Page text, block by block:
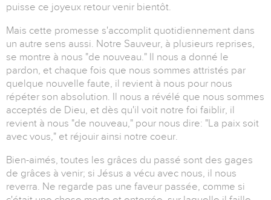
puisse ce joyeux retour venir bientôt.
Mais cette promesse s'accomplit quotidiennement dans
un autre sens aussi. Notre Sauveur, à plusieurs reprises,
se montre à nous "de nouveau." Il nous a donné le
pardon, et chaque fois que nous sommes attristés par
quelque nouvelle faute, il revient à nous pour nous
répéter son absolution. Il nous a révélé que nous sommes
acceptés de Dieu, et dès qu'il voit notre foi faiblir, il
revient à nous "de nouveau," pour nous dire: "La paix soit
avec vous," et réjouir ainsi notre coeur.
Bien-aimés, toutes les grâces du passé sont des gages
de grâces à venir; si Jésus a vécu avec nous, il nous
reverra. Ne regarde pas une faveur passée, comme si